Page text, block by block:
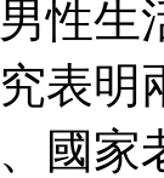
性生
表
國家